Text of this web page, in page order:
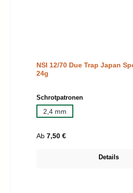
NSI 12/70 Due Trap Japan Special
24g
Schrotpatronenauswählen
2,4 mm
Regulärer Preis:
Ab 7,50 €
Details